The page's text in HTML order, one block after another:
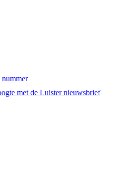
met de Luister nieuwsbrief